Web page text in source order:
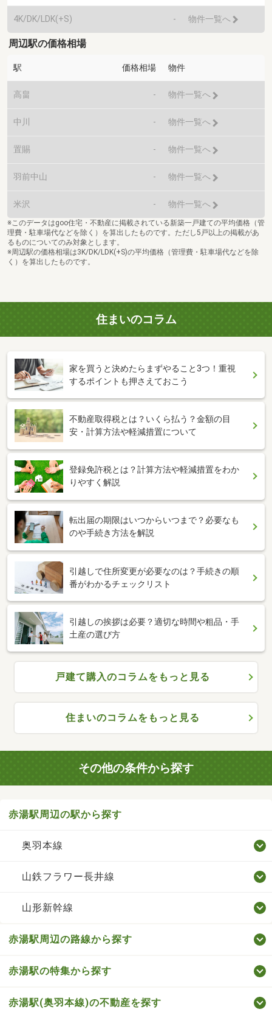
4K/DK/LDK(+S) - 物件一覧へ
周辺駅の価格相場
駅 価格相場 物件
高畠 - 物件一覧へ
中川 - 物件一覧へ
置賜 - 物件一覧へ
羽前中山 - 物件一覧へ
米沢 - 物件一覧へ
※このデータはgoo住宅・不動産に掲載されている新築一戸建ての平均価格（管
理費・駐車場代などを除く）を算出したものです。ただし5戸以上の掲載があ
るものについてのみ対象とします。
※周辺駅の価格相場は3K/DK/LDK(+S)の平均価格（管理費・駐車場代などを除
く）を算出したものです。
住まいのコラム
家を買うと決めたらまずやること3つ！重視
するポイントも押さえておこう
不動産取得税とは？いくら払う？金額の目
安・計算方法や軽減措置について
登録免許税とは？計算方法や軽減措置をわか
りやすく解説
転出届の期限はいつからいつまで？必要なも
のや手続き方法を解説
引越しで住所変更が必要なのは？手続きの順
番がわかるチェックリスト
引越しの挨拶は必要？適切な時間や粗品・手
土産の選び方
戸建て購入のコラムをもっと見る
住まいのコラムをもっと見る
その他の条件から探す
赤湯駅周辺の駅から探す
奥羽本線
山鉄フラワー長井線
山形新幹線
赤湯駅周辺の路線から探す
赤湯駅の特集から探す
赤湯駅(奥羽本線)の不動産を探す